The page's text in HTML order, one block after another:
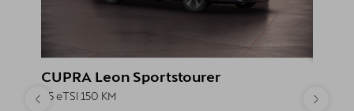
CUPRA Leon Sportstourer
1.5 eTSI 150 KM 1.5